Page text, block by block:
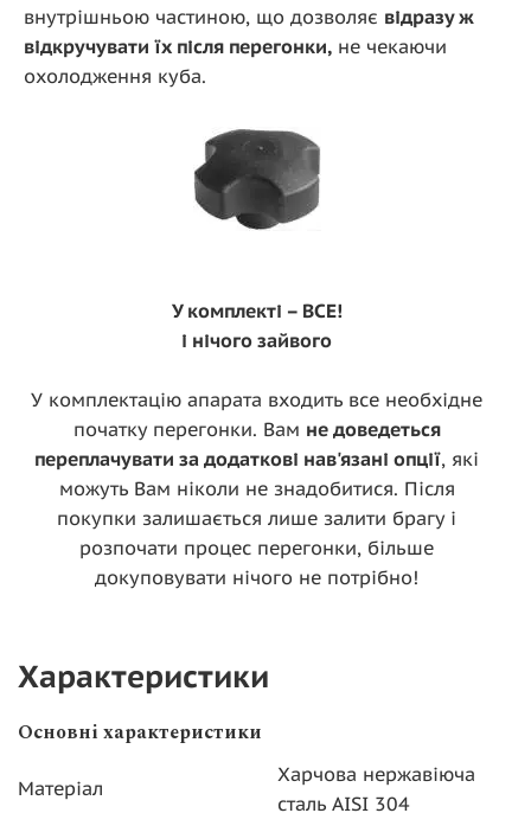
внутрішньою частиною, що дозволяє відразу ж
відкручувати їх після перегонки, не чекаючи
охолодження куба.
У комплекті – ВСЕ!
і нічого зайвого
У комплектацію апарата входить все необхідне
початку перегонки. Вам не доведеться
переплачувати за додаткові нав'язані опції, які
можуть Вам ніколи не знадобитися. Після
покупки залишається лише залити брагу і
розпочати процес перегонки, більше
докуповувати нічого не потрібно!
Характеристики
Основні характеристики
Матеріал
Харчова нержавіюча
сталь AISI 304